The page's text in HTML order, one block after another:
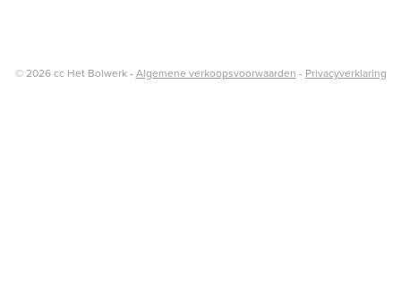
© 2026 cc Het Bolwerk - Algemene verkoopsvoorwaarden - Privacyverklaring